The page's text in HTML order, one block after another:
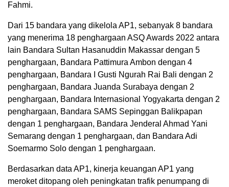
Fahmi.
Dari 15 bandara yang dikelola AP1, sebanyak 8 bandara
yang menerima 18 penghargaan ASQ Awards 2022 antara
lain Bandara Sultan Hasanuddin Makassar dengan 5
penghargaan, Bandara Pattimura Ambon dengan 4
penghargaan, Bandara I Gusti Ngurah Rai Bali dengan 2
penghargaan, Bandara Juanda Surabaya dengan 2
penghargaan, Bandara Internasional Yogyakarta dengan 2
penghargaan, Bandara SAMS Sepinggan Balikpapan
dengan 1 penghargaan, Bandara Jenderal Ahmad Yani
Semarang dengan 1 penghargaan, dan Bandara Adi
Soemarmo Solo dengan 1 penghargaan.
Berdasarkan data AP1, kinerja keuangan AP1 yang
meroket ditopang oleh peningkatan trafik penumpang di